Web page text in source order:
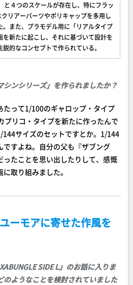
４つのスケールが存在し、特にフラッ
リアーパーツやポリキャップを多用し
。また、プラモデル用に「リアルタイプ
新たに起こし、それに基づいて設計を
的なコンセプトで作られている。
ンシリーズ」を作られましたか？
たって1/100のギャロップ・タイプ
プリコ・タイプを新たに作ったんで
サイズのセットですとか。1/144
ですよね。自分の父も『ザブング
ったことを思い出したりして、感慨
取り組みました。
ーモアに寄せた作風を
SIDE L』のお話に入りま
のようなことを検討されていました